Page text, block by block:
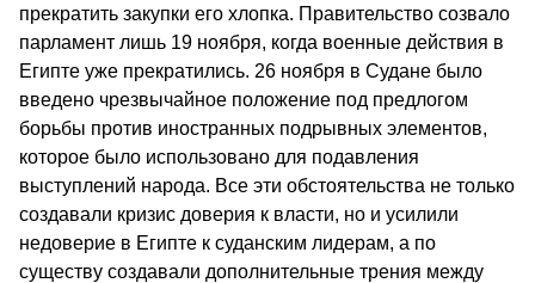
прекратить закупки его хлопка. Правительство созвало
парламент лишь 19 ноября, когда военные действия в
Египте уже прекратились. 26 ноября в Судане было
введено чрезвычайное положение под предлогом
борьбы против иностранных подрывных элементов,
которое было использовано для подавления
выступлений народа. Все эти обстоятельства не только
создавали кризис доверия к власти, но и усилили
недоверие в Египте к суданским лидерам, а по
существу создавали дополнительные трения между